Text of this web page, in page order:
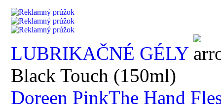
LUBRIKAČNÉ GÉLY
Black Touch (150ml)
Doreen PinkThe Hand